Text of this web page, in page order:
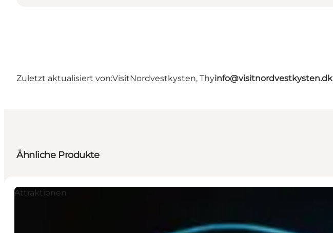
Zuletzt aktualisiert von:VisitNordvestkysten, Thyinfo@visitnordvestkysten.dk
Ähnliche Produkte
Attraktionen